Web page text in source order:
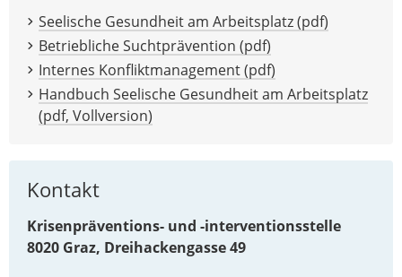
Seelische Gesundheit am Arbeitsplatz (pdf)
Betriebliche Suchtprävention (pdf)
Internes Konfliktmanagement (pdf)
Handbuch Seelische Gesundheit am Arbeitsplatz
(pdf, Vollversion)
Kontakt
Krisenpräventions- und -interventionsstelle
8020 Graz, Dreihackengasse 49